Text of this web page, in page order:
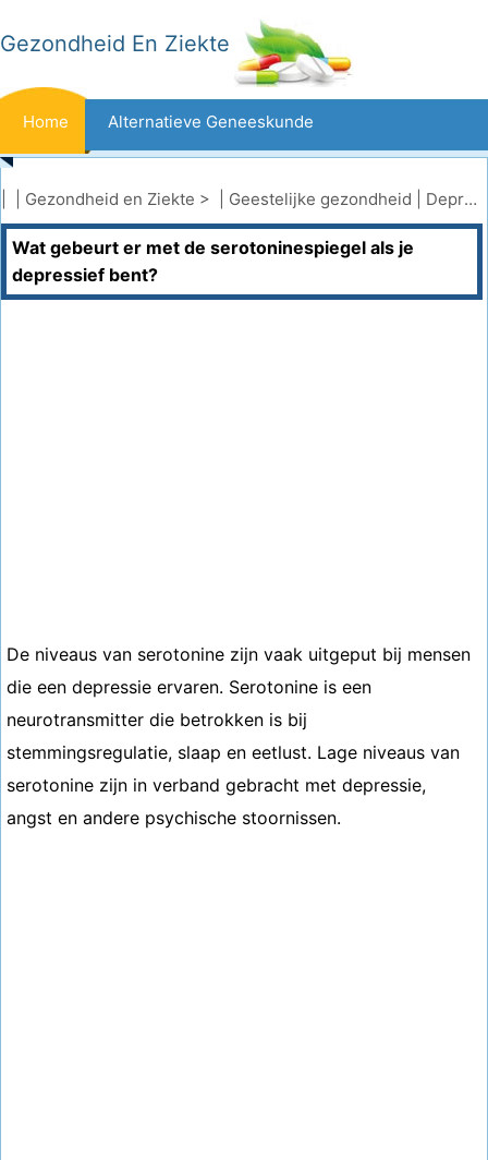
Gezondheid En Ziekte
Home Alternatieve Geneeskunde
Beten En Steken Kanker
Aandoeningen En Behandelingen Mond- En Tandzorg
Gezondheid en Ziekte > | Geestelijke gezondheid Depressie
Wat gebeurt er met de serotoninespiegel als je
depressief bent?
De niveaus van serotonine zijn vaak uitgeput bij mensen
die een depressie ervaren. Serotonine is een
neurotransmitter die betrokken is bij
stemmingsregulatie, slaap en eetlust. Lage niveaus van
serotonine zijn in verband gebracht met depressie,
angst en andere psychische stoornissen.